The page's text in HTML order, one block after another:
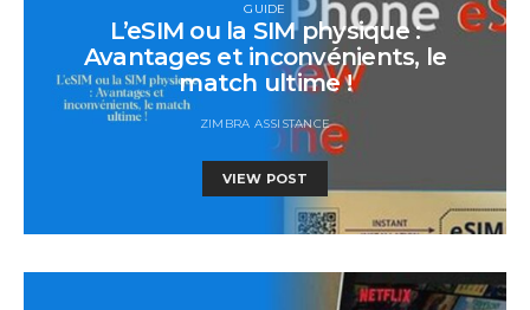
GUIDE
L’eSIM ou la SIM physique :
Avantages et inconvénients, le
match ultime !
ZIMBRA ASSISTANCE
VIEW POST